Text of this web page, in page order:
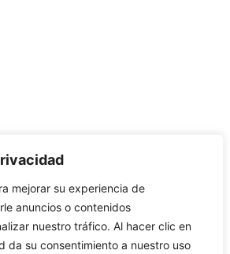
mejorar su experiencia de
anuncios o contenidos
nuestro tráfico. Al hacer clic en
da su consentimiento a nuestro uso